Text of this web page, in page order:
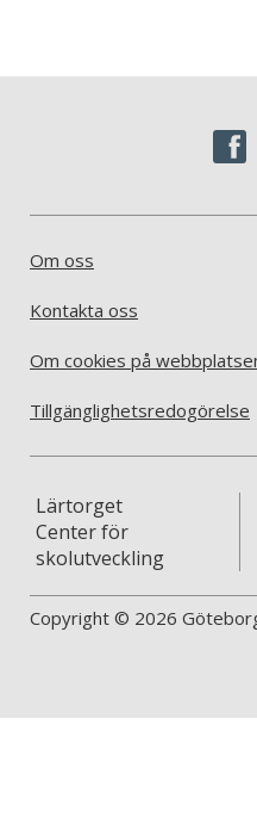
Om oss
Kontakta oss
Om cookies på
Tillgänglighetsredogörelse
Lärtorget
Center för
skolutveckling
Copyright © 2026